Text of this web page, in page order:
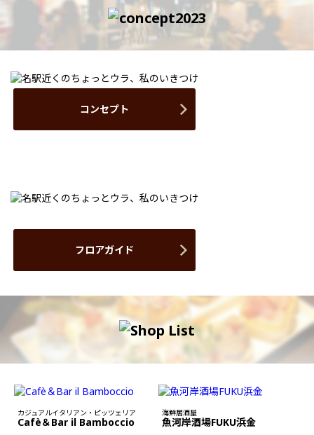
コンセプト
フロアガイド
カジュアルイタリアン・ピッツェリア
Cafè＆Bar il Bamboccio
海鮮居酒屋
魚河岸酒場FUKU浜金